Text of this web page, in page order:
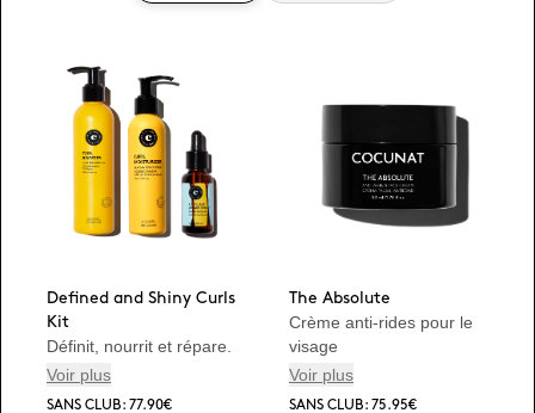
Defined and Shiny Curls
Kit
Définit, nourrit et répare.
Voir plus
SANS CLUB: 77.90€
The Absolute
Crème anti-rides pour le
visage
Voir plus
SANS CLUB: 75.95€